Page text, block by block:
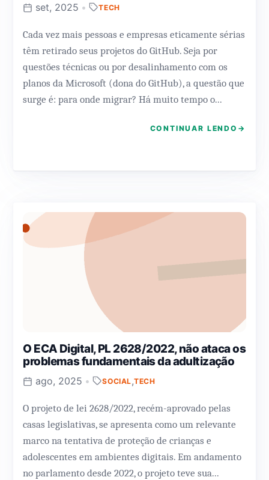
set, 2025 • TECH
Cada vez mais pessoas e empresas eticamente sérias
têm retirado seus projetos do GitHub. Seja por
questões técnicas ou por desalinhamento com os
planos da Microsoft (dona do GitHub), a questão que
surge é: para onde migrar? Há muito tempo o...
CONTINUAR LENDO →
O ECA Digital, PL 2628/2022, não ataca os
problemas fundamentais da adultização
ago, 2025 • SOCIAL,TECH
O projeto de lei 2628/2022, recém-aprovado pelas
casas legislativas, se apresenta como um relevante
marco na tentativa de proteção de crianças e
adolescentes em ambientes digitais. Em andamento
no parlamento desde 2022, o projeto teve sua...